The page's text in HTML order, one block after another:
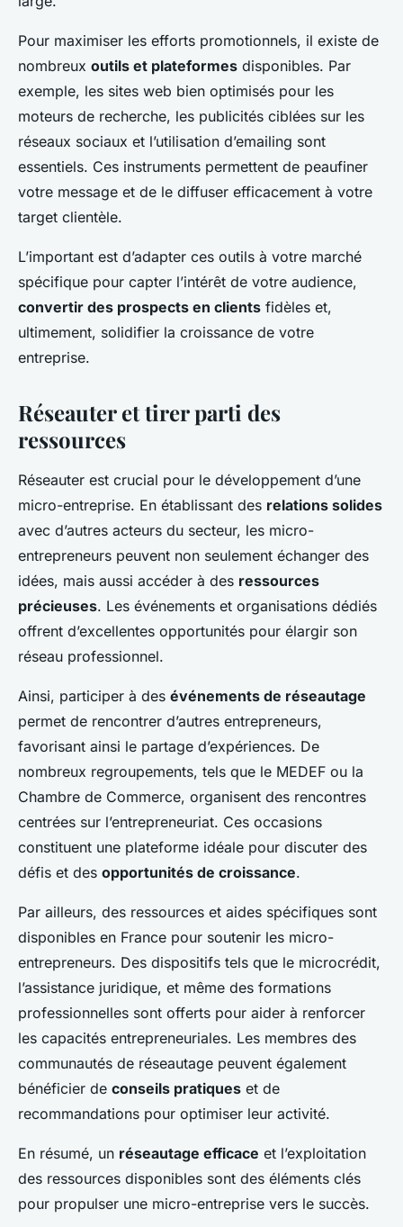
Pour maximiser les efforts promotionnels, il existe de
nombreux outils et plateformes disponibles. Par
exemple, les sites web bien optimisés pour les
moteurs de recherche, les publicités ciblées sur les
réseaux sociaux et l’utilisation d’emailing sont
essentiels. Ces instruments permettent de peaufiner
votre message et de le diffuser efficacement à votre
target clientèle.
L’important est d’adapter ces outils à votre marché
spécifique pour capter l’intérêt de votre audience,
convertir des prospects en clients fidèles et,
ultimement, solidifier la croissance de votre
entreprise.
Réseauter et tirer parti des
ressources
Réseauter est crucial pour le développement d’une
micro-entreprise. En établissant des relations solides
avec d’autres acteurs du secteur, les micro-
entrepreneurs peuvent non seulement échanger des
idées, mais aussi accéder à des ressources
précieuses. Les événements et organisations dédiés
offrent d’excellentes opportunités pour élargir son
réseau professionnel.
Ainsi, participer à des événements de réseautage
permet de rencontrer d’autres entrepreneurs,
favorisant ainsi le partage d’expériences. De
nombreux regroupements, tels que le MEDEF ou la
Chambre de Commerce, organisent des rencontres
centrées sur l’entrepreneuriat. Ces occasions
constituent une plateforme idéale pour discuter des
défis et des opportunités de croissance.
Par ailleurs, des ressources et aides spécifiques sont
disponibles en France pour soutenir les micro-
entrepreneurs. Des dispositifs tels que le microcrédit,
l’assistance juridique, et même des formations
professionnelles sont offerts pour aider à renforcer
les capacités entrepreneuriales. Les membres des
communautés de réseautage peuvent également
bénéficier de conseils pratiques et de
recommandations pour optimiser leur activité.
En résumé, un réseautage efficace et l’exploitation
des ressources disponibles sont des éléments clés
pour propulser une micro-entreprise vers le succès.